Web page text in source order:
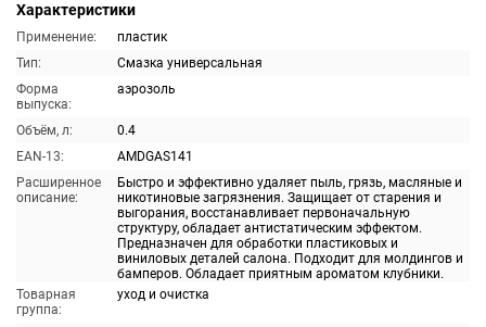
Характеристики
Применение:
пластик
Тип:
Смазка универсальная
Форма
выпуска:
аэрозоль
Объём, л:
0.4
EAN-13:
AMDGAS141
Расширенное
описание:
Быстро и эффективно удаляет пыль, грязь, масляные и
никотиновые загрязнения. Защищает от старения и
выгорания, восстанавливает первоначальную
структуру, обладает антистатическим эффектом.
Предназначен для обработки пластиковых и
виниловых деталей салона. Подходит для молдингов и
бамперов. Обладает приятным ароматом клубники.
Товарная
группа:
уход и очистка